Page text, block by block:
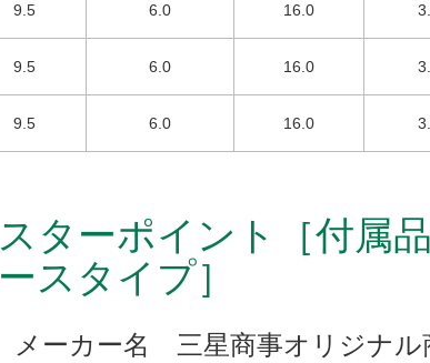
9.5 6.0 16.0
9.5 6.0 16.0
9.5 6.0 16.0
スターポイント［付属
ースタイプ］
メーカー名 三星商事オリジナル